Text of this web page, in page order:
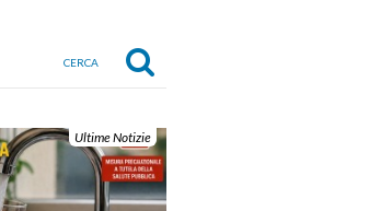
Ultime Notizie